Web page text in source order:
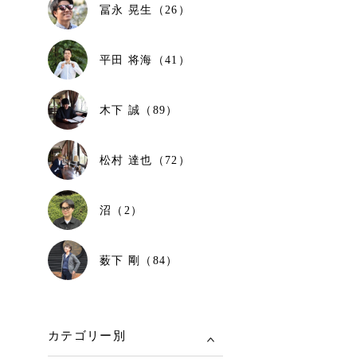
冨永 晃生（26）
平田 将海（41）
木下 誠（89）
松村 達也（72）
沼（2）
薮下 剛（84）
カテゴリー別